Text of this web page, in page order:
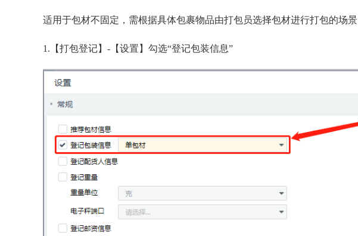
适用于包材不固定，需根据具体包裹物品由打包员选择包材进行打包的场景
1.【打包登记】-【设置】勾选“登记包装信息”